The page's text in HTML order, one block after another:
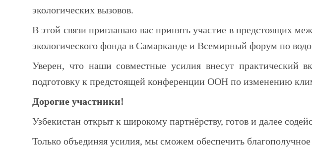
экологических вызовов.
В этой связи приглашаю вас принять участие в предстоящих
экологического фонда в Самарканде и Всемирный форум по
Уверен, что наши совместные усилия внесут практический
подготовку к предстоящей конференции ООН по изменению
Дорогие участники!
Узбекистан открыт к широкому партнёрству, готов и далее
Только объединяя усилия, мы сможем обеспечить